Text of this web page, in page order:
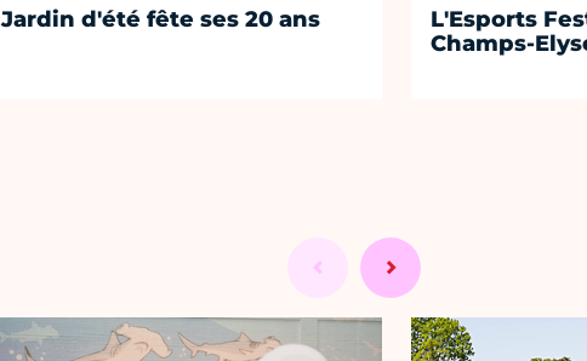
Jardin d'été fête ses 20 ans
L'Esports
Champs-